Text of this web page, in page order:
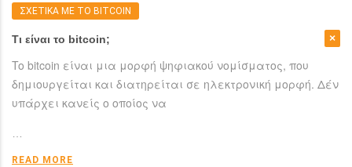
ΣΧΕΤΙΚΑ ΜΕ ΤΟ BITCOIN
Τι είναι το bitcoin;
To bitcoin είναι μια μορφή ψηφιακού νομίσματος, που
δημιουργείται και διατηρείται σε ηλεκτρονική μορφή. Δέν
υπάρχει κανείς ο οποίος να
…
READ MORE